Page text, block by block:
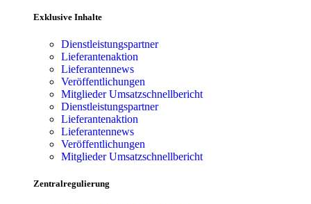
Exklusive Inhalte
Dienstleistungspartner
Lieferantenaktion
Lieferantennews
Veröffentlichungen
Mitglieder Umsatzschnellbericht
Dienstleistungspartner
Lieferantenaktion
Lieferantennews
Veröffentlichungen
Mitglieder Umsatzschnellbericht
Zentralregulierung